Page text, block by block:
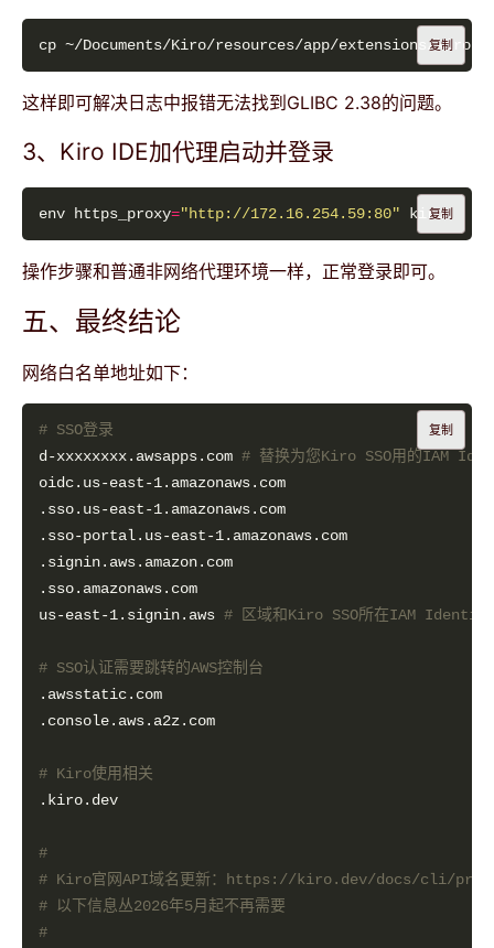
复制
这样即可解决日志中报错无法找到GLIBC 2.38的问题。
3、Kiro IDE加代理启动并登录
env https_proxy="http://172.16.254.59:80" 复制
操作步骤和普通非网络代理环境一样，正常登录即可。
五、最终结论
网络白名单地址如下：
# SSO登录
d-xxxxxxxx.awsapps.com # 替换为您Kiro SSO用的IAM
us-east-1.signin.aws # 区域和Kiro SSO所在IAM
# SSO认证需要跳转的AWS控制台
# Kiro使用相关
#
# Kiro官网API域名更新：https://kiro.dev/docs/cli/
# 以下信息丛2026年5月起不再需要
#
复制